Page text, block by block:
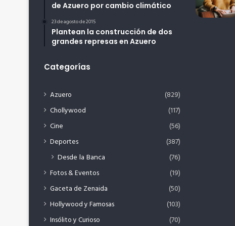
de Azuero por cambio climático
23 de agosto de 2015
Plantean la construcción de dos
grandes represas en Azuero
Categorías
Azuero
(829)
Chollywood
(117)
Cine
(56)
Deportes
(387)
Desde la Banca (76)
Fotos & Eventos
(19)
Gaceta de Zenaida
(50)
Hollywood y Famosas
(103)
Insólito y Curioso
(70)